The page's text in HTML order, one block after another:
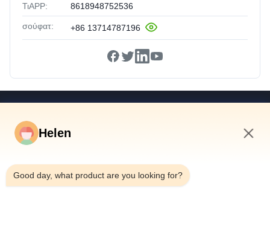
ΤιAPP: 8618948752536
σούφατ: +86 13714787196
Βίντεο
Περίπου Εμείς
Helen
Good day, what product are you looking for?